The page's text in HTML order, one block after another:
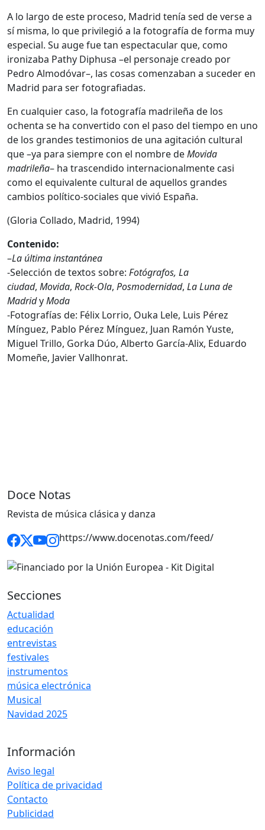
A lo largo de este proceso, Madrid tenía sed de verse a
sí misma, lo que privilegió a la fotografía de forma muy
especial. Su auge fue tan espectacular que, como
ironizaba Pathy Diphusa –el personaje creado por
Pedro Almodóvar–, las cosas comenzaban a suceder en
Madrid para ser fotografiadas.
En cualquier caso, la fotografía madrileña de los
ochenta se ha convertido con el paso del tiempo en uno
de los grandes testimonios de una agitación cultural
que –ya para siempre con el nombre deMovida
madrileña– ha trascendido internacionalmente casi
como el equivalente cultural de aquellos grandes
cambios político-sociales que vivió España.
(Gloria Collado, Madrid, 1994)
Contenido:
–La última instantánea
-Selección de textos sobre: Fotógrafos, La
ciudad, Movida, Rock-Ola, Posmodernidad, La Luna de
MadridyModa
-Fotografías de: Félix Lorrio, Ouka Lele, Luis Pérez
Mínguez, Pablo Pérez Mínguez, Juan Ramón Yuste,
Miguel Trillo, Gorka Dúo, Alberto García-Alix, Eduardo
Momeñe, Javier Vallhonrat.
Doce Notas
Revista de música clásica y danza
https://www.docenotas.com/feed/
Secciones
Actualidad
educación
entrevistas
festivales
instrumentos
música electrónica
Musical
Navidad 2025
Información
Aviso legal
Política de privacidad
Contacto
Publicidad